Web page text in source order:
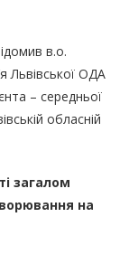
в.о.
Львівської ОДА
– середньої
обласній
загалом
на